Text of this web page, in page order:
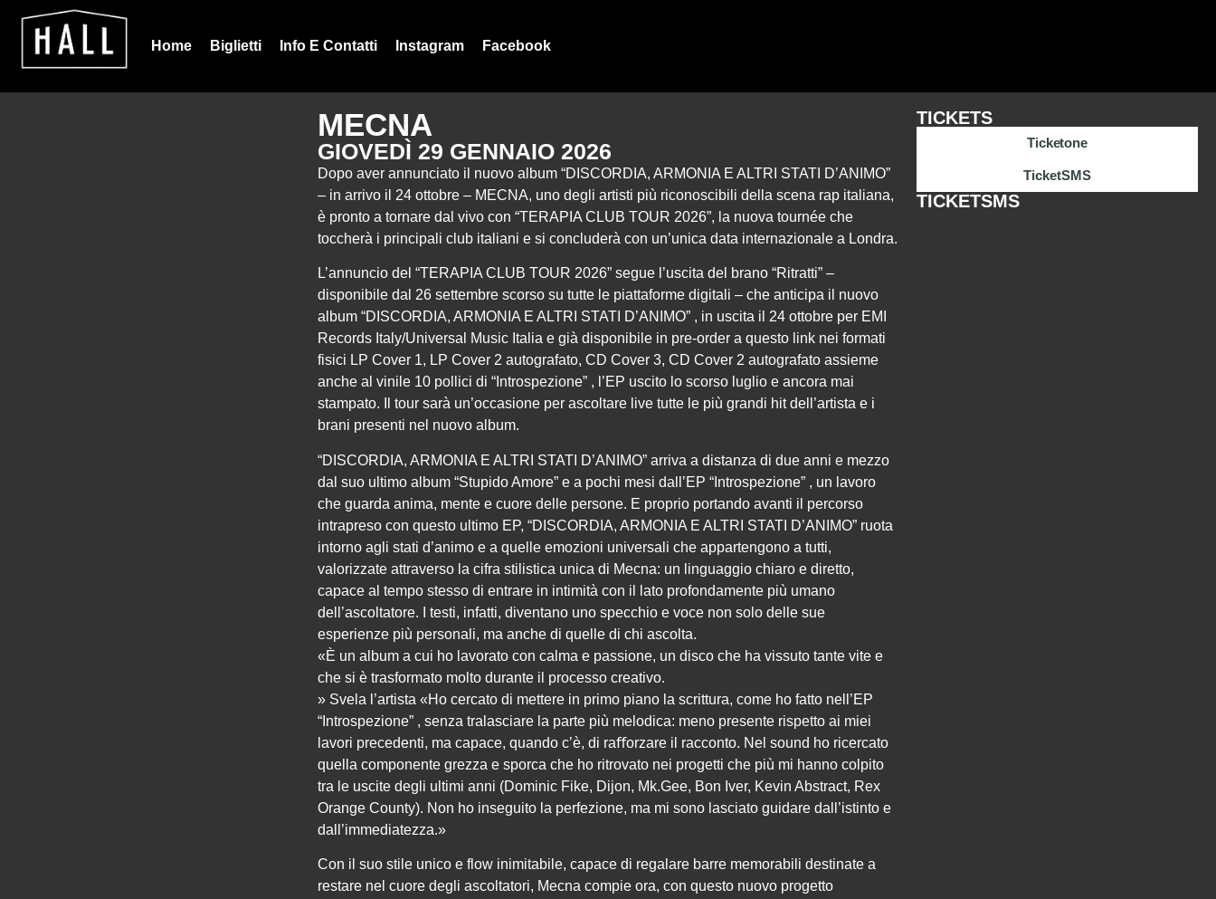
Home Biglietti Info E Contatti Instagram Facebook
MECNA
GIOVEDÌ 29 GENNAIO 2026
Dopo aver annunciato il nuovo album “DISCORDIA, ARMONIA E ALTRI STATI D’ANIMO”
– in arrivo il 24 ottobre – MECNA, uno degli artisti più riconoscibili della scena rap italiana,
è pronto a tornare dal vivo con “TERAPIA CLUB TOUR 2026”, la nuova tournée che
toccherà i principali club italiani e si concluderà con un’unica data internazionale a Londra.
L’annuncio del “TERAPIA CLUB TOUR 2026” segue l’uscita del brano “Ritratti” –
disponibile dal 26 settembre scorso su tutte le piattaforme digitali – che anticipa il nuovo
album “DISCORDIA, ARMONIA E ALTRI STATI D’ANIMO” , in uscita il 24 ottobre per EMI
Records Italy/Universal Music Italia e già disponibile in pre-order a questo link nei formati
fisici LP Cover 1, LP Cover 2 autografato, CD Cover 3, CD Cover 2 autografato assieme
anche al vinile 10 pollici di “Introspezione” , l’EP uscito lo scorso luglio e ancora mai
stampato. Il tour sarà un’occasione per ascoltare live tutte le più grandi hit dell’artista e i
brani presenti nel nuovo album.
“DISCORDIA, ARMONIA E ALTRI STATI D’ANIMO” arriva a distanza di due anni e mezzo
dal suo ultimo album “Stupido Amore” e a pochi mesi dall’EP “Introspezione” , un lavoro
che guarda anima, mente e cuore delle persone. E proprio portando avanti il percorso
intrapreso con questo ultimo EP, “DISCORDIA, ARMONIA E ALTRI STATI D’ANIMO” ruota
intorno agli stati d’animo e a quelle emozioni universali che appartengono a tutti,
valorizzate attraverso la cifra stilistica unica di Mecna: un linguaggio chiaro e diretto,
capace al tempo stesso di entrare in intimità con il lato profondamente più umano
dell’ascoltatore. I testi, infatti, diventano uno specchio e voce non solo delle sue
esperienze più personali, ma anche di quelle di chi ascolta.
«È un album a cui ho lavorato con calma e passione, un disco che ha vissuto tante vite e
che si è trasformato molto durante il processo creativo.
» Svela l’artista «Ho cercato di mettere in primo piano la scrittura, come ho fatto nell’EP
“Introspezione” , senza tralasciare la parte più melodica: meno presente rispetto ai miei
lavori precedenti, ma capace, quando c’è, di raﬀorzare il racconto. Nel sound ho ricercato
quella componente grezza e sporca che ho ritrovato nei progetti che più mi hanno colpito
tra le uscite degli ultimi anni (Dominic Fike, Dijon, Mk.Gee, Bon Iver, Kevin Abstract, Rex
Orange County). Non ho inseguito la perfezione, ma mi sono lasciato guidare dall’istinto e
dall’immediatezza.»
Con il suo stile unico e flow inimitabile, capace di regalare barre memorabili destinate a
restare nel cuore degli ascoltatori, Mecna compie ora, con questo nuovo progetto
TICKETS
Ticketone
TicketSMS
TICKETSMS